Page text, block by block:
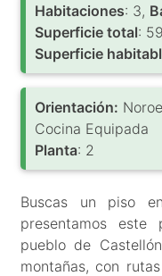
Habitaciones: 3,
Superficie total:
Superficie
Orientación:
Cocina Equipada
Planta: 2
Buscas un piso
presentamos este
pueblo de
montañas, con